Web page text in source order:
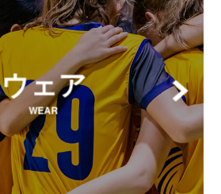
ウェア
WEAR